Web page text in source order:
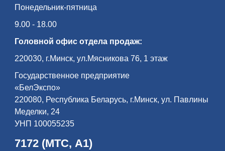
Понедельник-пятница
9.00 - 18.00
Головной офис отдела продаж:
220030, г.Минск, ул.Мясникова 76, 1 этаж
Государственное предприятие
«БелЭкспо»
220080, Республика Беларусь, г.Минск, ул. Павлины
Меделки, 24
УНП 100055235
7172 (МТС, А1)